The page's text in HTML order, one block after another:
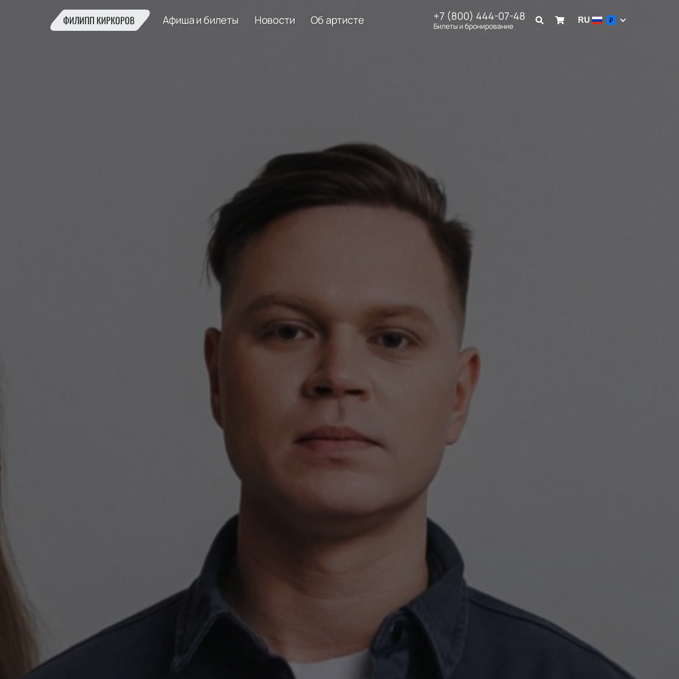
ФИЛИПП КИРКОРОВ Афиша и билеты Новости Об артисте +7 (800) 444-07-48
Билеты и бронирование
RU ₽